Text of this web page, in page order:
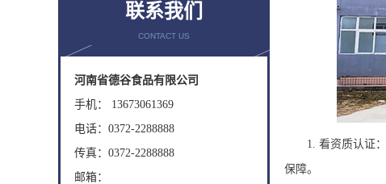
联系我们
CONTACT US
河南省德谷食品有限公司
手机： 13673061369
电话：0372-2288888
传真：0372-2288888
邮箱：
1. 看资质认证：
保障。